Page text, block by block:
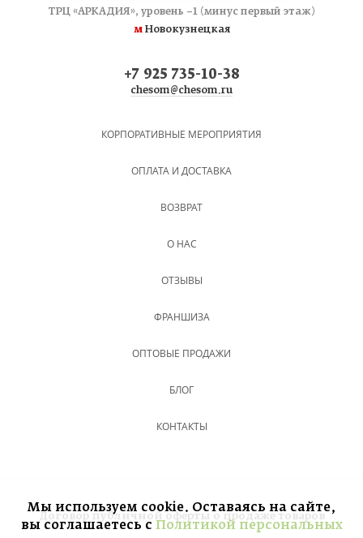
ТРЦ «АРКАДИЯ», уровень −1 (минус первый этаж)
мНовокузнецкая
+7 925 735-10-38
chesom@chesom.ru
КОРПОРАТИВНЫЕ МЕРОПРИЯТИЯ
ОПЛАТА И ДОСТАВКА
ВОЗВРАТ
О НАС
ОТЗЫВЫ
ФРАНШИЗА
ОПТОВЫЕ ПРОДАЖИ
БЛОГ
КОНТАКТЫ
Мы используем cookie. Оставаясь на сайте,
вы соглашаетесь с Политикой персональных
Договор публичной оферты о продаже товаров